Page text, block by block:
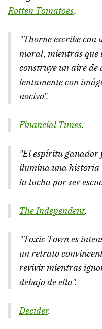
Rotten Tomatoes.
"Thorne escribe con
moral, mientras
construye un aire de
lentamente con
nocivo".
Financial Times.
"El espíritu ganador
ilumina una historia
la lucha por ser
The Independent.
"Toxic Town es
un retrato
revivir mientras
debajo de ella".
Decider.